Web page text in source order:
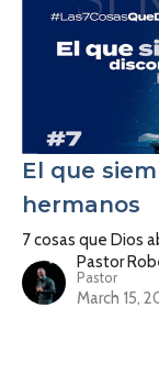
El que
hermanos
7 cosas que Dios
Pastor
Pastor
March 15,